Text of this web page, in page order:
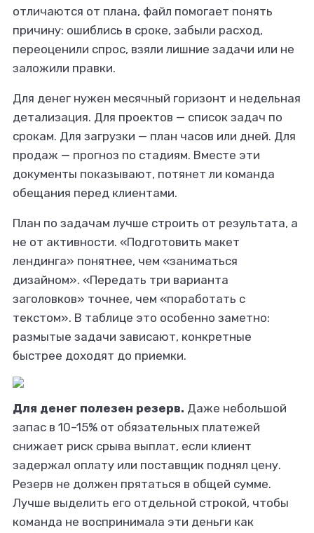
отличаются от плана, файл помогает понять
причину: ошиблись в сроке, забыли расход,
переоценили спрос, взяли лишние задачи или не
заложили правки.
Для денег нужен месячный горизонт и недельная
детализация. Для проектов — список задач по
срокам. Для загрузки — план часов или дней. Для
продаж — прогноз по стадиям. Вместе эти
документы показывают, потянет ли команда
обещания перед клиентами.
План по задачам лучше строить от результата, а
не от активности. «Подготовить макет
лендинга» понятнее, чем «заниматься
дизайном». «Передать три варианта
заголовков» точнее, чем «поработать с
текстом». В таблице это особенно заметно:
размытые задачи зависают, конкретные
быстрее доходят до приемки.
Для денег полезен резерв. Даже небольшой
запас в 10–15% от обязательных платежей
снижает риск срыва выплат, если клиент
задержал оплату или поставщик поднял цену.
Резерв не должен прятаться в общей сумме.
Лучше выделить его отдельной строкой, чтобы
команда не воспринимала эти деньги как